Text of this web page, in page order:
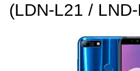
(LDN-L21 /